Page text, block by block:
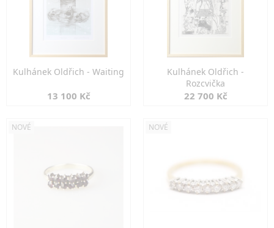
Kulhánek Oldřich - Waiting
13 100 Kč
Kulhánek Oldřich -
Rozcvička
22 700 Kč
NOVÉ NOVÉ